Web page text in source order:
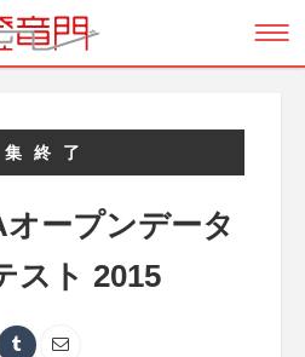
終了
ープンデータ
スト 2015